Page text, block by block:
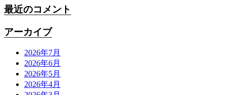
最近のコメント
アーカイブ
2026年7月
2026年6月
2026年5月
2026年4月